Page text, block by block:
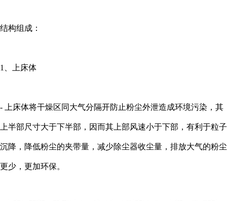
结构组成：
1、上床体
- 上床体将干燥区同大气分隔开防止粉尘外泄造成环境污染，其
上半部尺寸大于下半部，因而其上部风速小于下部，有利于粒子
沉降，降低粉尘的夹带量，减少除尘器收尘量，排放大气的粉尘
更少，更加环保。